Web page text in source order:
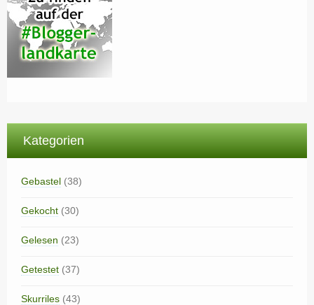
Kategorien
Gebastel (38)
Gekocht (30)
Gelesen (23)
Getestet (37)
Skurriles (43)